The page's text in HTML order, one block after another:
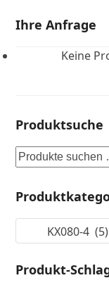
Ihre Anfrage
Keine
Produktsuche
KX080-4 (5)
Produkt-